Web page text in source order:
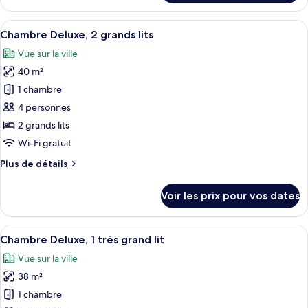
le
type
de
Chambre
Supérieure
Afficher
toutes
les
photos
pour
ce
type
de
chambre :
Chambre
grands
lits
Une chambre d’hôtel avec un lit, un
5
Chambre Deluxe, 2 grands lits
Vue sur la ville
40 m²
1 chambre
4 personnes
2 grands lits
Wi-Fi gratuit
Plus de détails
Plus
le
type
de
Chambre
Deluxe,
grands
Voir les prix pour vos dates
Afficher
toutes
les
photos
pour
Une chambre d’hôtel avec un lit, un
5
Chambre Deluxe, 1 très grand lit
Vue sur la ville
38 m²
1 chambre